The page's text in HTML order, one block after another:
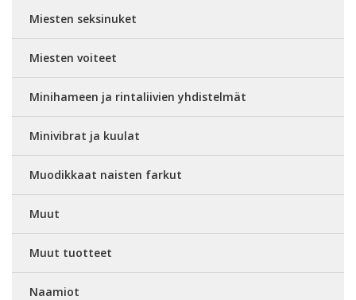
Miesten seksinuket
Miesten voiteet
Minihameen ja rintaliivien yhdistelmät
Minivibrat ja kuulat
Muodikkaat naisten farkut
Muut
Muut tuotteet
Naamiot